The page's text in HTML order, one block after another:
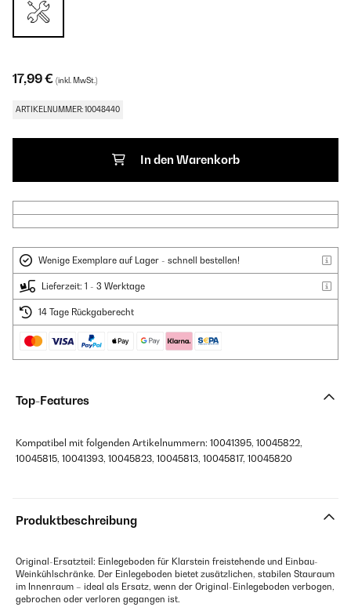
17,99 € (inkl. MwSt.)
ARTIKELNUMMER: 10048440
In den Warenkorb
Wenige Exemplare auf Lager - schnell bestellen!
Lieferzeit: 1 - 3 Werktage
14 Tage Rückgaberecht
Top-Features
Kompatibel mit folgenden Artikelnummern: 10041395, 10045822,
10045815, 10041393, 10045823, 10045813, 10045817, 10045820
Produktbeschreibung
Original-Ersatzteil: Einlegeboden für Klarstein freistehende und Einbau-
Weinkühlschränke. Der Einlegeboden bietet zusätzlichen, stabilen Stauraum
im Innenraum – ideal als Ersatz, wenn der Original-Einlegeboden verbogen,
gebrochen oder verloren gegangen ist.